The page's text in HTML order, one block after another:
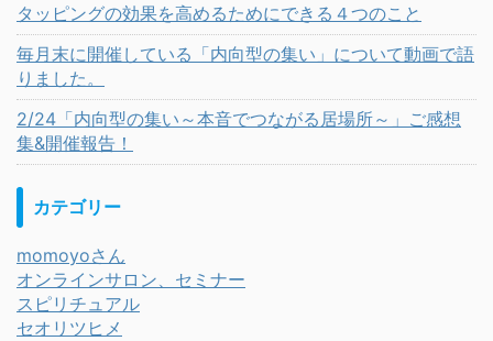
タッピングの効果を高めるためにできる４つのこと
毎月末に開催している「内向型の集い」について動画で語
りました。
2/24「内向型の集い～本音でつながる居場所～」ご感想
集&開催報告！
カテゴリー
momoyoさん
オンラインサロン、セミナー
スピリチュアル
セオリツヒメ